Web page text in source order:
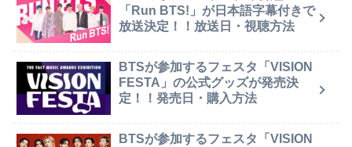
「Run BTS!」が日本語字幕付きで
放送決定！！放送日・視聴方法
BTSが参加するフェスタ「VISION
FESTA」の公式グッズが発売決
定！！発売日・購入方法
BTSが参加するフェスタ「VISION